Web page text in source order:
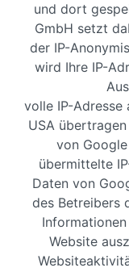
und dort
GmbH setzt
der IP-
wird Ihre IP-
volle IP-Adresse
USA
von
übermittelte
Daten von
des Betreibers
Website